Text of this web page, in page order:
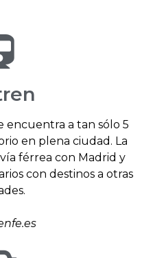
encuentra a tan sólo 5
en plena ciudad. La
férrea con Madrid y
con destinos a otras